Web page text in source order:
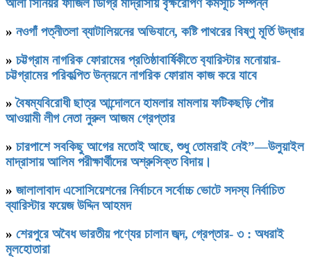
আলী সিনিয়র ফাজিল ডিগ্রি মাদ্রাসায় বৃক্ষরোপণ কর্মসূচি সম্পন্ন
» নওগাঁ পত্নীতলা ব্যাটালিয়নের অভিযানে, কষ্টি পাথরের বিষ্ণু মূর্তি উদ্ধার
» চট্টগ্রাম নাগরিক ফোরামের প্রতিষ্ঠাবার্ষিকীতে ব‍্যারিস্টার মনোয়ার-
চট্টগ্রামের পরিকল্পিত উন্নয়নে নাগরিক ফোরাম কাজ করে যাবে
»বৈষম্যবিরোধী ছাত্র আন্দোলনে হামলার মামলায় ফটিকছড়ি পৌর
আওয়ামী লীগ নেতা নুরুল আজম গ্রেপ্তার
» চারপাশে সবকিছু আগের মতোই আছে, শুধু তোমরাই নেই”—উলুয়াইল
মাদ্রাসায় আলিম পরীক্ষার্থীদের অশ্রুসিক্ত বিদায়।
» জালালাবাদ এসোসিয়েশনের নির্বাচনে সর্বোচ্চ ভোটে সদস্য নির্বাচিত
ব্যারিস্টার ফয়েজ উদ্দিন আহমদ
» শেরপুরে অবৈধ ভারতীয় পণ্যের চালান জব্দ, গ্রেপ্তার- ৩ : অধরাই
মূলহোতারা